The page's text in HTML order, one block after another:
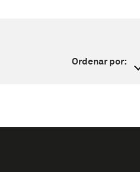
Ordenar por: